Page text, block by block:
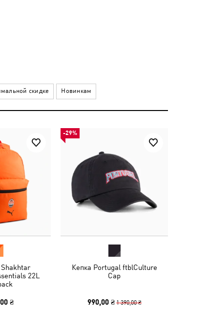
скидке Новинкам
22L
₴
-29%
Кепка Portugal ftblCulture
Cap
990,00 ₴ 1 390,00 ₴